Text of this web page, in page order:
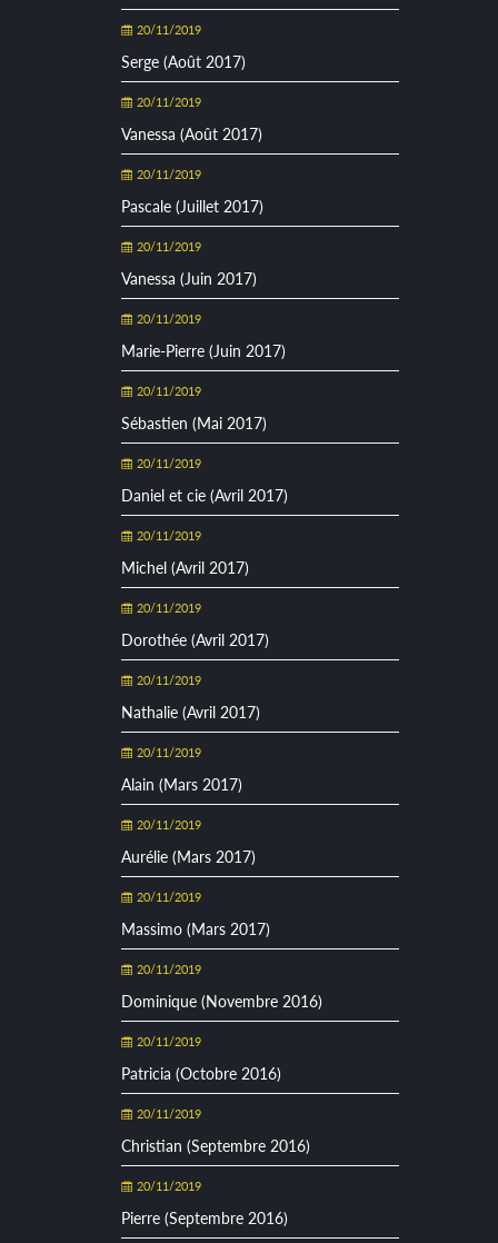
20/11/2019
Serge (Août 2017)
20/11/2019
Vanessa (Août 2017)
20/11/2019
Pascale (Juillet 2017)
20/11/2019
Vanessa (Juin 2017)
20/11/2019
Marie-Pierre (Juin 2017)
20/11/2019
Sébastien (Mai 2017)
20/11/2019
Daniel et cie (Avril 2017)
20/11/2019
Michel (Avril 2017)
20/11/2019
Dorothée (Avril 2017)
20/11/2019
Nathalie (Avril 2017)
20/11/2019
Alain (Mars 2017)
20/11/2019
Aurélie (Mars 2017)
20/11/2019
Massimo (Mars 2017)
20/11/2019
Dominique (Novembre 2016)
20/11/2019
Patricia (Octobre 2016)
20/11/2019
Christian (Septembre 2016)
20/11/2019
Pierre (Septembre 2016)